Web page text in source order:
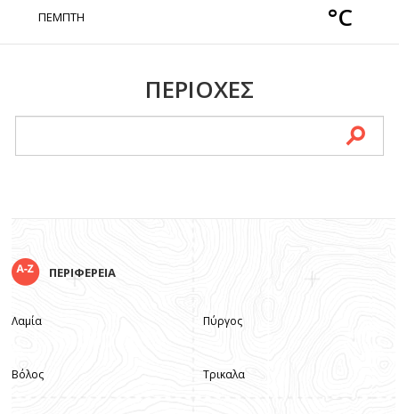
ΠΕΜΠΤΗ °C
ΠΕΡΙΟΧΕΣ
ΠΕΡΙΦΕΡΕΙΑ
Λαμία
Βόλος
Πύργος
Τρικαλα